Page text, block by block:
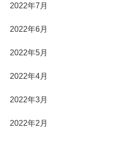
2022年7月
2022年6月
2022年5月
2022年4月
2022年3月
2022年2月